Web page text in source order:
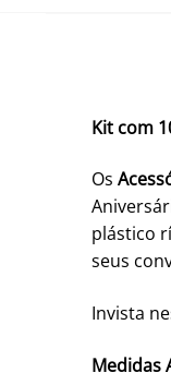
Kit com
Os
plástico
seus
Invista
Medidas